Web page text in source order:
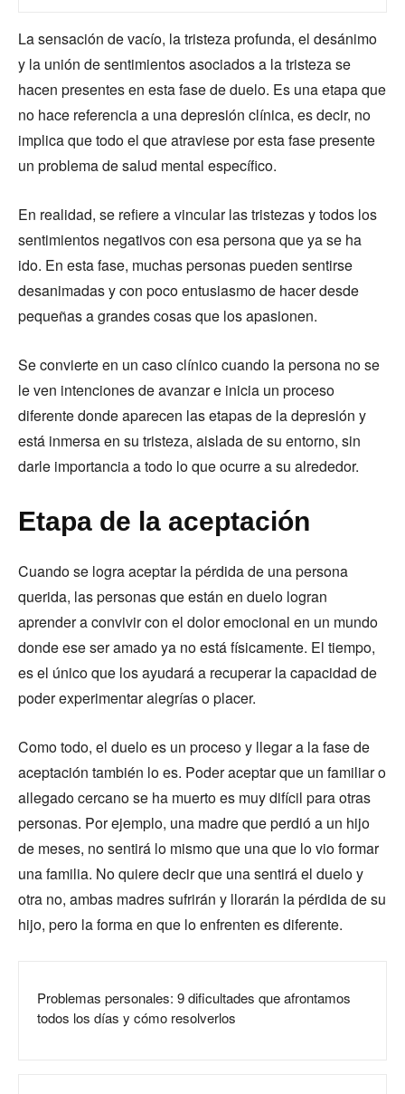
La sensación de vacío, la tristeza profunda, el desánimo
y la unión de sentimientos asociados a la tristeza se
hacen presentes en esta fase de duelo. Es una etapa que
no hace referencia a una depresión clínica, es decir, no
implica que todo el que atraviese por esta fase presente
un problema de salud mental específico.
En realidad, se refiere a vincular las tristezas y todos los
sentimientos negativos con esa persona que ya se ha
ido. En esta fase, muchas personas pueden sentirse
desanimadas y con poco entusiasmo de hacer desde
pequeñas a grandes cosas que los apasionen.
Se convierte en un caso clínico cuando la persona no se
le ven intenciones de avanzar e inicia un proceso
diferente donde aparecen las etapas de la depresión y
está inmersa en su tristeza, aislada de su entorno, sin
darle importancia a todo lo que ocurre a su alrededor.
Etapa de la aceptación
Cuando se logra aceptar la pérdida de una persona
querida, las personas que están en duelo logran
aprender a convivir con el dolor emocional en un mundo
donde ese ser amado ya no está físicamente. El tiempo,
es el único que los ayudará a recuperar la capacidad de
poder experimentar alegrías o placer.
Como todo, el duelo es un proceso y llegar a la fase de
aceptación también lo es. Poder aceptar que un familiar o
allegado cercano se ha muerto es muy difícil para otras
personas. Por ejemplo, una madre que perdió a un hijo
de meses, no sentirá lo mismo que una que lo vio formar
una familia. No quiere decir que una sentirá el duelo y
otra no, ambas madres sufrirán y llorarán la pérdida de su
hijo, pero la forma en que lo enfrenten es diferente.
Problemas personales: 9 dificultades que afrontamos
todos los días y cómo resolverlos